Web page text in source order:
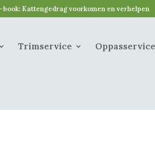
book: Kattengedrag voorkomen en verhelpen
Trimservice Oppasservice